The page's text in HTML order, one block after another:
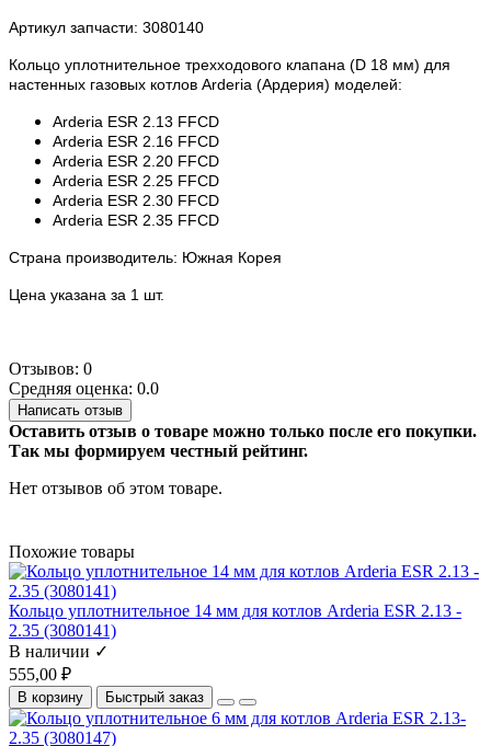
Артикул запчасти: 3080140
Кольцо уплотнительное трехходового клапана (D 18 мм) для
настенных газовых котлов Arderia (Ардерия) моделей:
Arderia ESR 2.13 FFCD
Arderia ESR 2.16 FFCD
Arderia ESR 2.20 FFCD
Arderia ESR 2.25 FFCD
Arderia ESR 2.30 FFCD
Arderia ESR 2.35 FFCD
Страна производитель: Южная Корея
Цена указана за 1 шт.
Отзывов: 0
Средняя оценка: 0.0
Написать отзыв
Оставить отзыв о товаре можно только после его покупки.
Так мы формируем честный рейтинг.
Нет отзывов об этом товаре.
Похожие товары
Кольцо уплотнительное 14 мм для котлов Arderia ESR 2.13 -
2.35 (3080141)
В наличии ✓
555,00 ₽
В корзину Быстрый заказ